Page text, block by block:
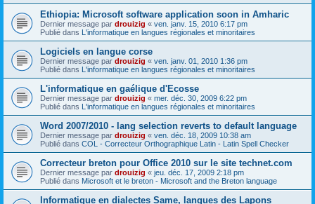
Ethiopia: Microsoft software application soon in Amharic
Dernier message par drouizig « ven. janv. 15, 2010 6:17 pm
Publié dans L'informatique en langues régionales et minoritaires
Logiciels en langue corse
Dernier message par drouizig « ven. janv. 01, 2010 1:36 pm
Publié dans L'informatique en langues régionales et minoritaires
L'informatique en gaélique d'Ecosse
Dernier message par drouizig « mer. déc. 30, 2009 6:22 pm
Publié dans L'informatique en langues régionales et minoritaires
Word 2007/2010 - lang selection reverts to default language
Dernier message par drouizig « ven. déc. 18, 2009 10:38 am
Publié dans COL - Correcteur Orthographique Latin - Latin Spell Checker
Correcteur breton pour Office 2010 sur le site technet.com
Dernier message par drouizig « jeu. déc. 17, 2009 2:18 pm
Publié dans Microsoft et le breton - Microsoft and the Breton language
Informatique en dialectes Same, langues des Lapons